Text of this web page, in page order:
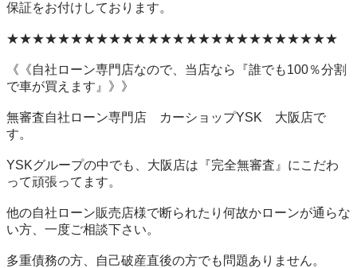
保証をお付けしております。
★★★★★★★★★★★★★★★★★★★★★★★★★★
《《自社ローン専門店なので、当店なら『誰でも100％分割
で車が買えます』》》
無審査自社ローン専門店　カーショップYSK　大阪店で
す。
YSKグループの中でも、大阪店は『完全無審査』にこだわ
って頑張ってます。
他の自社ローン販売店様で断られたり何故かローンが通らな
い方、一度ご相談下さい。
多重債務の方、自己破産直後の方でも問題ありません。